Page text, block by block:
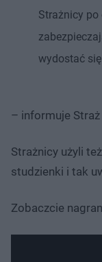
Strażnicy po
wydostać
– informuje
Strażnicy użyli
studzienki i tak
Zobaczcie